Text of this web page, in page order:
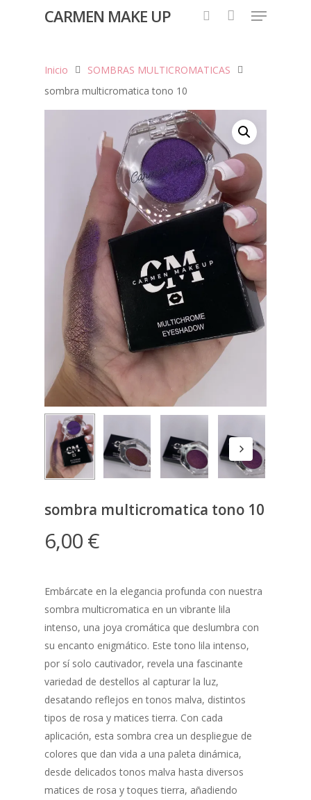
Hit enter to search or ESC to close
CARMEN MAKE UP
Inicio
SOMBRAS MULTICROMATICAS
sombra multicromatica tono 10
sombra multicromatica tono 10
6,00€
Embárcate en la elegancia profunda con nuestra
sombra multicromatica en un vibrante lila
intenso, una joya cromática que deslumbra con
su encanto enigmático. Este tono lila intenso,
por sí solo cautivador, revela una fascinante
variedad de destellos al capturar la luz,
desatando reflejos en tonos malva, distintos
tipos de rosa y matices tierra. Con cada
aplicación, esta sombra crea un despliegue de
colores que dan vida a una paleta dinámica,
desde delicados tonos malva hasta diversos
matices de rosa y toques tierra, añadiendo